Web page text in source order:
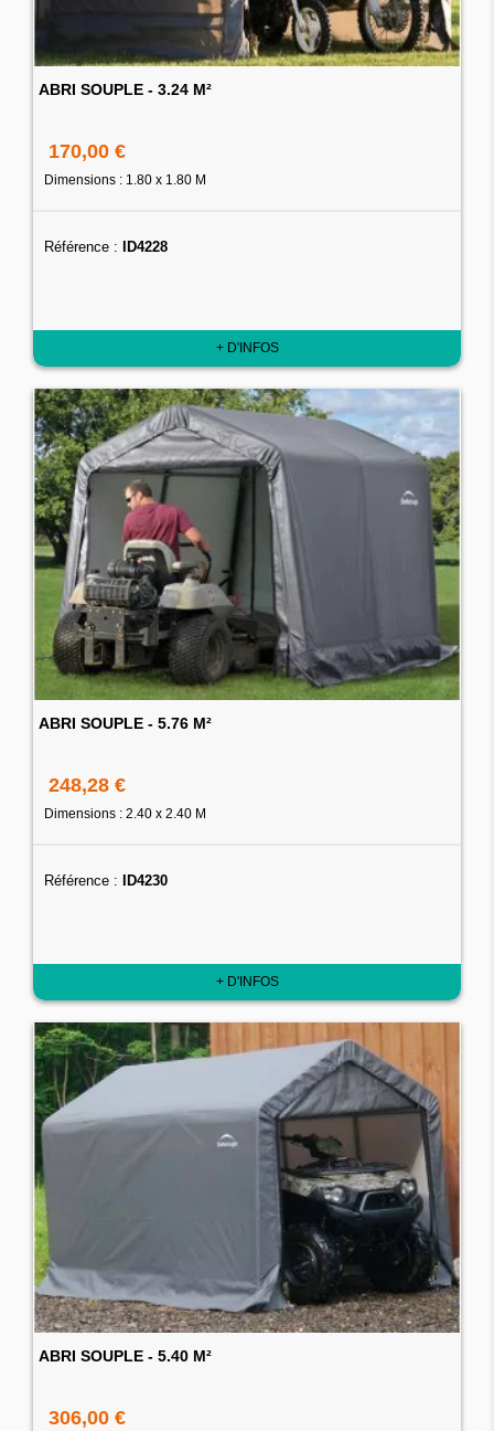
ABRI SOUPLE - 3.24 M²
170,00 €
Dimensions : 1.80 x 1.80 M
Référence : ID4228
+ D'INFOS
ABRI SOUPLE - 5.76 M²
248,28 €
Dimensions : 2.40 x 2.40 M
Référence : ID4230
+ D'INFOS
ABRI SOUPLE - 5.40 M²
306,00 €